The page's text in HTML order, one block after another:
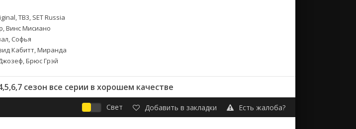
ТВ3, SET Russia
Винс Мисиано
Софья
Кабитт, Миранда
Брюс Грэй
сезон все серии в хорошем качестве
Свет Добавить в закладки Есть жалоба?